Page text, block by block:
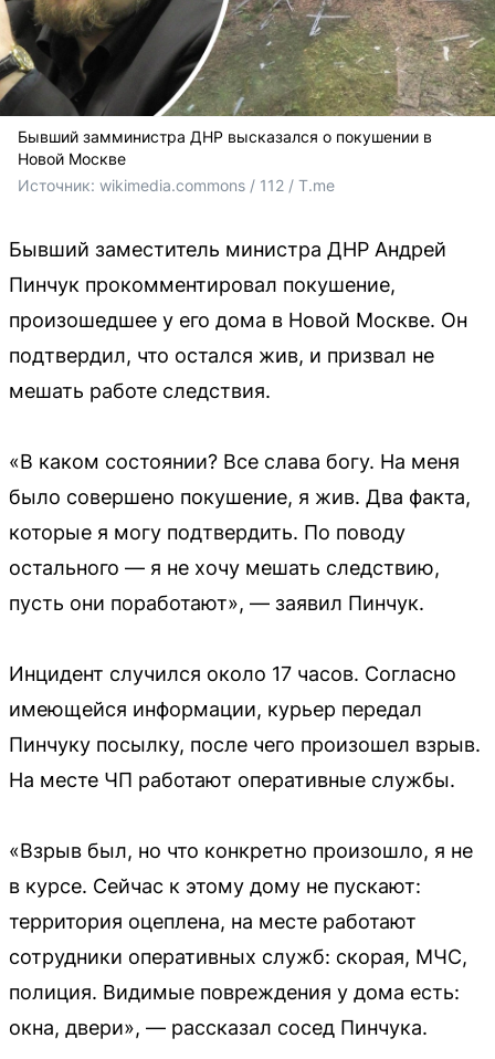
Бывший замминистра ДНР высказался о покушении в
Новой Москве
Источник: wikimedia.commons / 112 / T.me
Бывший заместитель министра ДНР Андрей
Пинчук прокомментировал покушение,
произошедшее у его дома в Новой Москве. Он
подтвердил, что остался жив, и призвал не
мешать работе следствия.
«В каком состоянии? Все слава богу. На меня
было совершено покушение, я жив. Два факта,
которые я могу подтвердить. По поводу
остального — я не хочу мешать следствию,
пусть они поработают», — заявил Пинчук.
Инцидент случился около 17 часов. Согласно
имеющейся информации, курьер передал
Пинчуку посылку, после чего произошел взрыв.
На месте ЧП работают оперативные службы.
«Взрыв был, но что конкретно произошло, я не
в курсе. Сейчас к этому дому не пускают:
территория оцеплена, на месте работают
сотрудники оперативных служб: скорая, МЧС,
полиция. Видимые повреждения у дома есть:
окна, двери», — рассказал сосед Пинчука.